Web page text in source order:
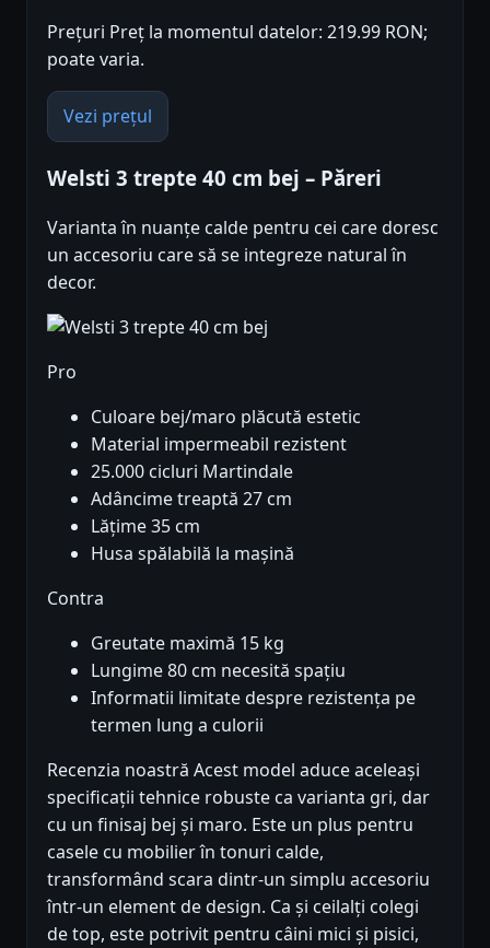
Prețuri Preț la momentul datelor: 219.99 RON;
poate varia.
Vezi prețul
Welsti 3 trepte 40 cm bej – Păreri
Varianta în nuanțe calde pentru cei care doresc
un accesoriu care să se integreze natural în
decor.
Pro
Culoare bej/maro plăcută estetic
Material impermeabil rezistent
25.000 cicluri Martindale
Adâncime treaptă 27 cm
Lățime 35 cm
Husa spălabilă la mașină
Contra
Greutate maximă 15 kg
Lungime 80 cm necesită spațiu
Informatii limitate despre rezistența pe
termen lung a culorii
Recenzia noastră Acest model aduce aceleași
specificații tehnice robuste ca varianta gri, dar
cu un finisaj bej și maro. Este un plus pentru
casele cu mobilier în tonuri calde,
transformând scara dintr-un simplu accesoriu
într-un element de design. Ca și ceilalți colegi
de top, este potrivit pentru câini mici și pisici,